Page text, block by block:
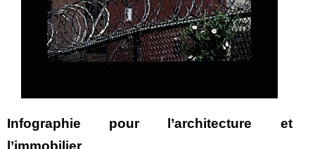
Infographie pour l’architecture et
l’immobilier